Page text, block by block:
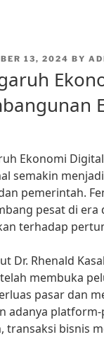
13, 2024 BY
Ekonomi
semakin
pemerintah.
pesat di era
terhadap
Dr. Rhenald
membuka
pasar dan
adanya
transaksi bisnis